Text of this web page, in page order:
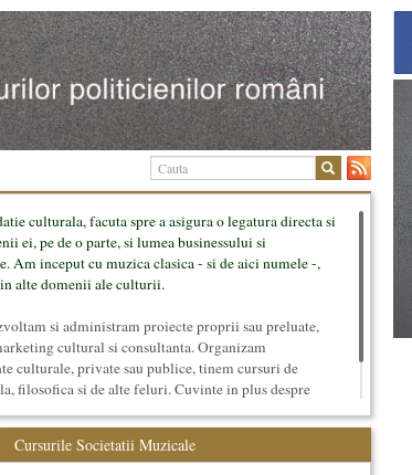
culturala, facuta spre a asigura o legatura directa si
ei, pe de o parte, si lumea businessului si
Am inceput cu muzica clasica - si de aici numele -,
alte domenii ale culturii.
si administram proiecte proprii sau preluate,
cultural si consultanta. Organizam
culturale, private sau publice, tinem cursuri de
filosofica si de alte feluri. Cuvinte in plus despre
Cursurile Societatii Muzicale